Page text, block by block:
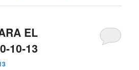
EL
10-13